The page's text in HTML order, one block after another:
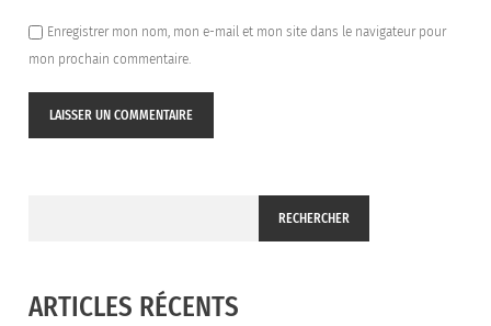
Enregistrer mon nom, mon e-mail et mon site dans le navigateur pour
mon prochain commentaire.
RECHERCHER
ARTICLES RÉCENTS